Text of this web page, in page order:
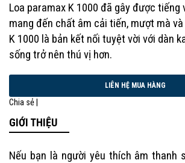
Loa paramax K 1000 đã gây được tiếng
mang đến chất âm cải tiến, mượt mà
K 1000 là bản kết nối tuyệt vời với dàn
sống trở nên thú vị hơn.
Chia sẻ |
GIỚI THIỆU
Nếu bạn là người yêu thích âm thanh